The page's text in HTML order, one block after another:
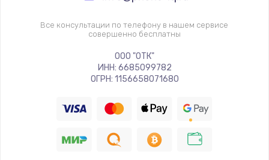
Все консультации по телефону в нашем сервисе
совершенно бесплатны
ООО "ОТК"
ИНН: 6685099782
ОГРН: 1156658071680